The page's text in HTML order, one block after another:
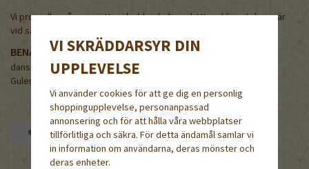
Vi provodlar våra morötter i lerblandad sand. Utvecklingstiderna är
vid sådd under andra hälften av maj.
BENÄMNING PÅ NÅGRA ANDRA SPRÅK
danska/norska/finska/engelska/tyska
Gulerod /Gulrot / Porkana / Carrot / Möhren
Spara som favorit
VI SKRÄDDARSYR DIN
UPPLEVELSE
Vi använder cookies för att ge dig en personlig
shoppingupplevelse, personanpassad
annonsering och för att hålla våra webbplatser
tillförlitliga och säkra. För detta ändamål samlar vi
in information om användarna, deras mönster och
deras enheter.